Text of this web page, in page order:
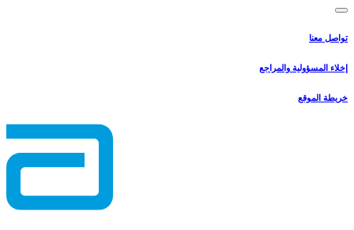
تواصل معنا
إخلاء المسؤولية والمراجع
خريطة الموقع